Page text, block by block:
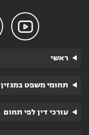

ראשי
תחומי משפט במגזין
עורכי דין לפי תחום